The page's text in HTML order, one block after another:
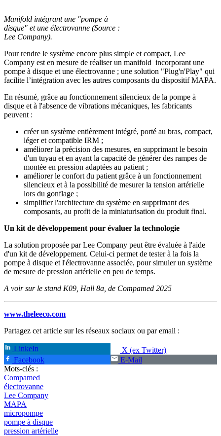
Manifold intégrant une "pompe à
disque" et une électrovanne (Source :
Lee Company).
Pour rendre le système encore plus simple et compact, Lee
Company est en mesure de réaliser un manifold incorporant une
pompe à disque et une électrovanne ; une solution "Plug'n'Play" qui
facilite l’intégration avec les autres composants du dispositif MAPA.
En résumé, grâce au fonctionnement silencieux de la pompe à
disque et à l'absence de vibrations mécaniques, les fabricants
peuvent :
créer un système entièrement intégré, porté au bras, compact,
léger et compatible IRM ;
améliorer la précision des mesures, en supprimant le besoin
d'un tuyau et en ayant la capacité de générer des rampes de
montée en pression adaptées au patient ;
améliorer le confort du patient grâce à un fonctionnement
silencieux et à la possibilité de mesurer la tension artérielle
lors du gonflage ;
simplifier l'architecture du système en supprimant des
composants, au profit de la miniaturisation du produit final.
Un kit de développement pour évaluer la technologie
La solution proposée par Lee Company peut être évaluée à l'aide
d'un kit de développement. Celui-ci permet de tester à la fois la
pompe à disque et l'électrovanne associée, pour simuler un système
de mesure de pression artérielle en peu de temps.
A voir sur le stand K09, Hall 8a, de Compamed 2025
www.theleeco.com
Partagez cet article sur les réseaux sociaux ou par email :
LinkeIn
X (ex Twitter)
Facebook
E-Mail
Mots-clés :
Compamed
électrovanne
Lee Company
MAPA
micropompe
pompe à disque
pression artérielle